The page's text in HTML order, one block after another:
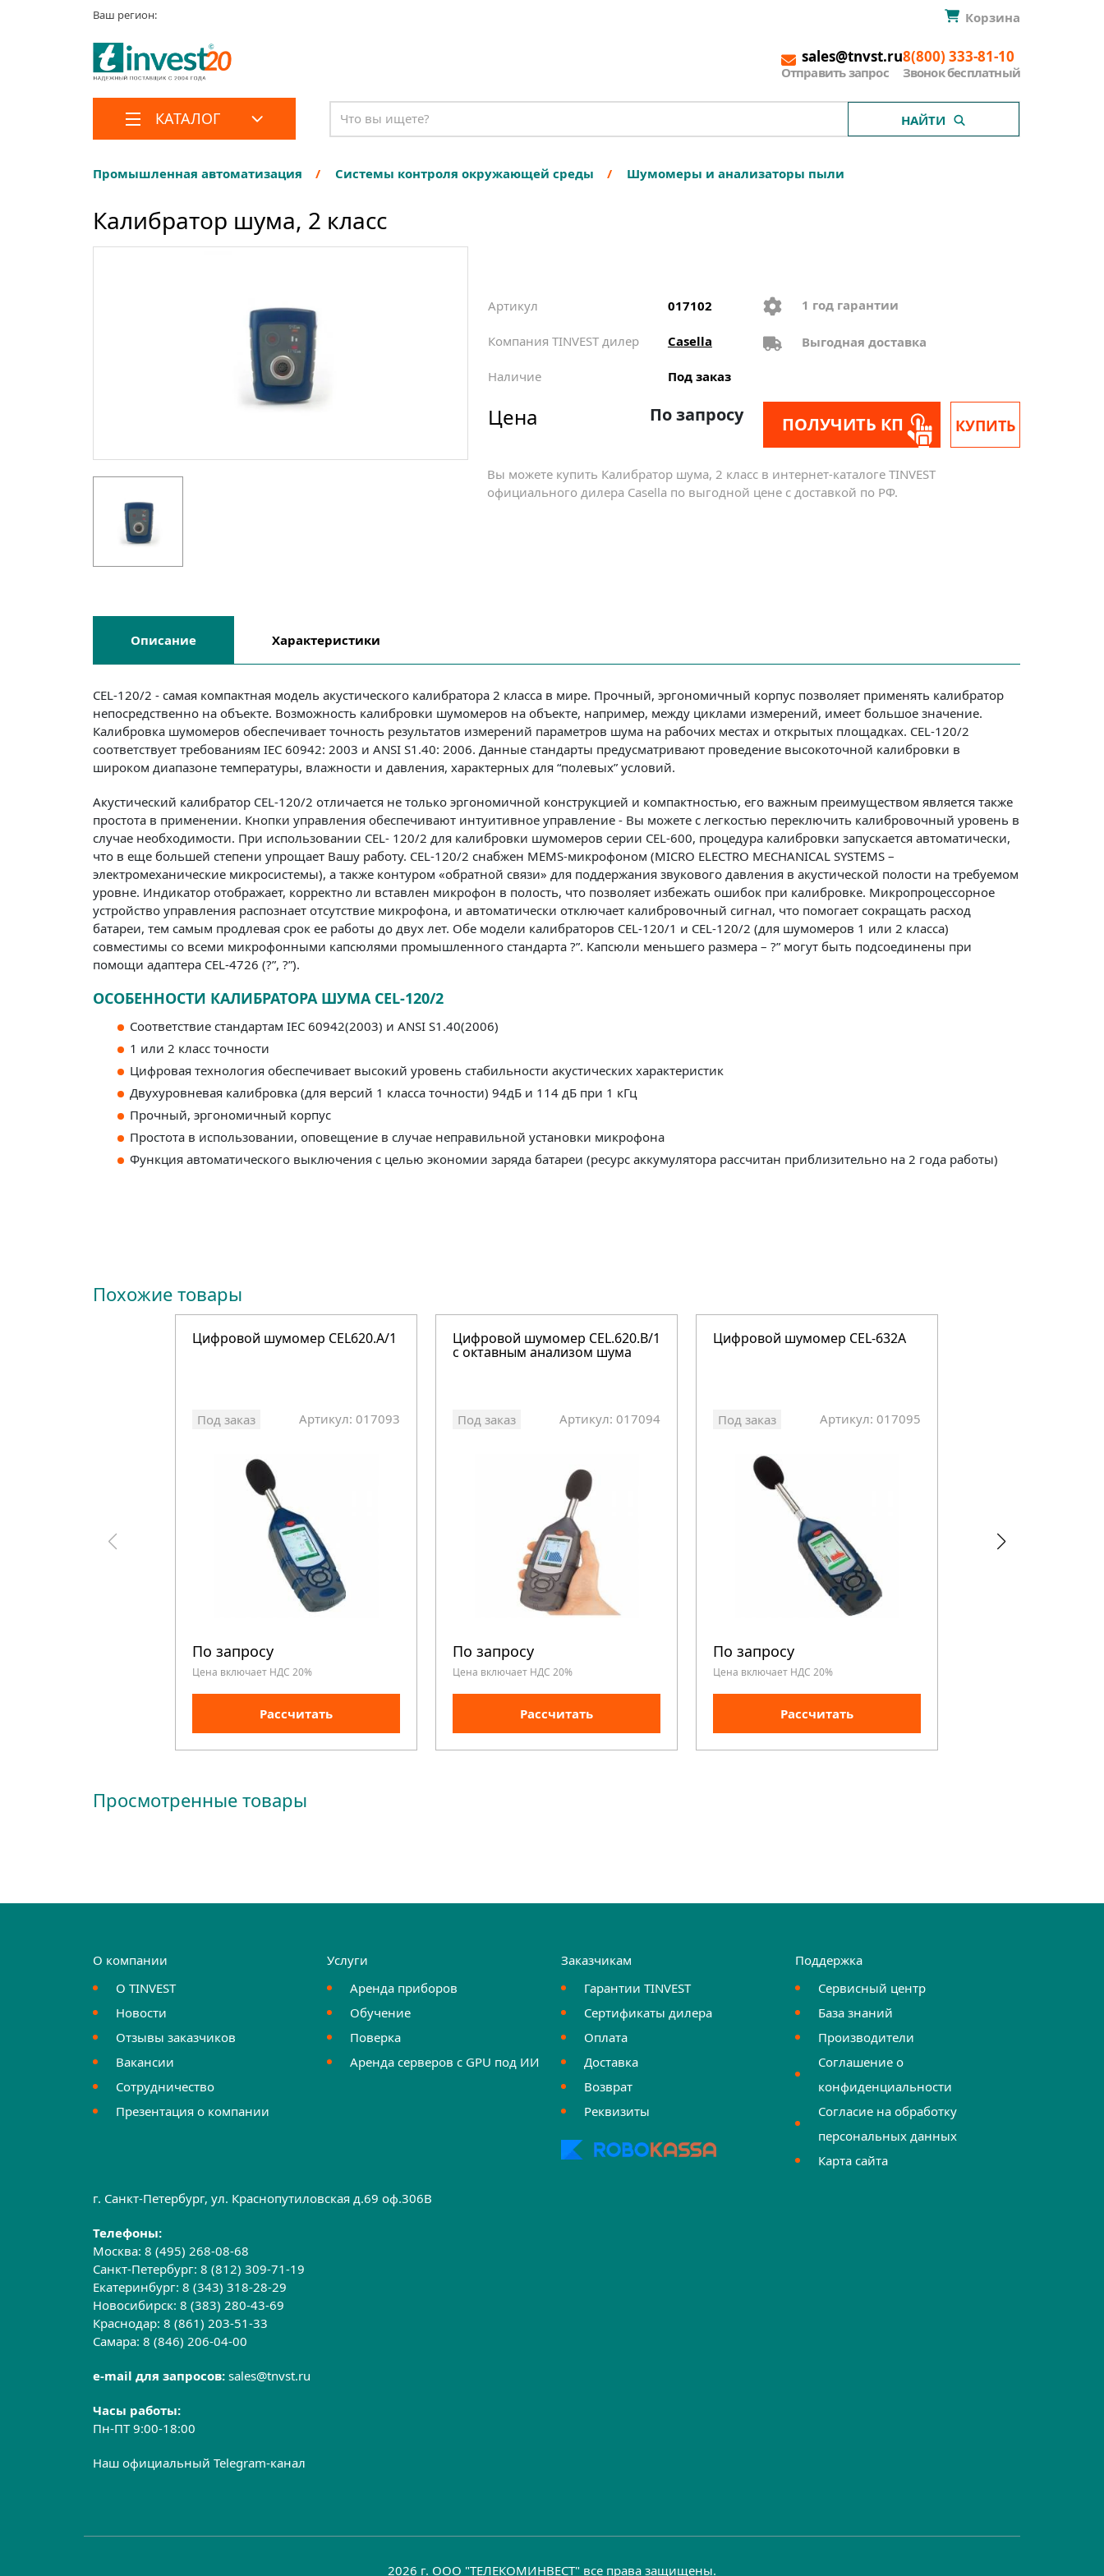
Ваш регион: Корзина
sales@tnvst.ru
Отправить запрос
8(800) 333-81-10
Звонок бесплатный
КАТАЛОГ НАЙТИ
Промышленная автоматизация Системы контроля окружающей среды Шумомеры и анализаторы пыли
Калибратор шума, 2 класс
Артикул 017102
Компания TINVEST дилер Casella
Наличие Под заказ
1 год гарантии
Выгодная доставка
Цена По запросу ПОЛУЧИТЬ КП КУПИТЬ
Вы можете купить Калибратор шума, 2 класс в интернет-каталоге TINVEST
официального дилера Casella по выгодной цене с доставкой по РФ.
Описание Характеристики
CEL-120/2 - самая компактная модель акустического калибратора 2 класса в мире. Прочный, эргономичный корпус позволяет применять калибратор
непосредственно на объекте. Возможность калибровки шумомеров на объекте, например, между циклами измерений, имеет большое значение.
Калибровка шумомеров обеспечивает точность результатов измерений параметров шума на рабочих местах и открытых площадках. CEL-120/2
соответствует требованиям IEC 60942: 2003 и ANSI S1.40: 2006. Данные стандарты предусматривают проведение высокоточной калибровки в
широком диапазоне температуры, влажности и давления, характерных для “полевых” условий.
Акустический калибратор CEL-120/2 отличается не только эргономичной конструкцией и компактностью, его важным преимуществом является также
простота в применении. Кнопки управления обеспечивают интуитивное управление - Вы можете с легкостью переключить калибровочный уровень в
случае необходимости. При использовании CEL- 120/2 для калибровки шумомеров серии CEL-600, процедура калибровки запускается автоматически,
что в еще большей степени упрощает Вашу работу. CEL-120/2 снабжен MEMS-микрофоном (MICRO ELECTRO MECHANICAL SYSTEMS –
электромеханические микросистемы), а также контуром «обратной связи» для поддержания звукового давления в акустической полости на требуемом
уровне. Индикатор отображает, корректно ли вставлен микрофон в полость, что позволяет избежать ошибок при калибровке. Микропроцессорное
устройство управления распознает отсутствие микрофона, и автоматически отключает калибровочный сигнал, что помогает сокращать расход
батареи, тем самым продлевая срок ее работы до двух лет. Обе модели калибраторов CEL-120/1 и CEL-120/2 (для шумомеров 1 или 2 класса)
совместимы со всеми микрофонными капсюлями промышленного стандарта ?”. Капсюли меньшего размера – ?” могут быть подсоединены при
помощи адаптера CEL-4726 (?”, ?”).
ОСОБЕННОСТИ КАЛИБРАТОРА ШУМА CEL-120/2
Соответствие стандартам IEC 60942(2003) и ANSI S1.40(2006)
1 или 2 класс точности
Цифровая технология обеспечивает высокий уровень стабильности акустических характеристик
Двухуровневая калибровка (для версий 1 класса точности) 94дБ и 114 дБ при 1 кГц
Прочный, эргономичный корпус
Простота в использовании, оповещение в случае неправильной установки микрофона
Функция автоматического выключения с целью экономии заряда батареи (ресурс аккумулятора рассчитан приблизительно на 2 года работы)
Похожие товары
Цифровой шумомер CEL620.A/1
Под заказ Артикул: 017093
По запросу
Цена включает НДС 20%
Рассчитать
Цифровой шумомер CEL.620.В/1
c октавным анализом шума
Под заказ Артикул: 017094
По запросу
Цена включает НДС 20%
Рассчитать
Цифровой шумомер CEL-632A
Под заказ Артикул: 017095
По запросу
Цена включает НДС 20%
Рассчитать
Просмотренные товары
О компании
О TINVEST
Новости
Отзывы заказчиков
Вакансии
Сотрудничество
Презентация о компании
Услуги
Аренда приборов
Обучение
Поверка
Аренда серверов с GPU под ИИ
Заказчикам
Гарантии TINVEST
Сертификаты дилера
Оплата
Доставка
Возврат
Реквизиты
Поддержка
Сервисный центр
База знаний
Производители
Соглашение о
конфиденциальности
Согласие на обработку
персональных данных
Карта сайта
г. Санкт-Петербург, ул. Краснопутиловская д.69 оф.306B
Телефоны:
Москва:8 (495) 268-08-68
Санкт-Петербург:8 (812) 309-71-19
Екатеринбург:8 (343) 318-28-29
Новосибирск:8 (383) 280-43-69
Краснодар:8 (861) 203-51-33
Самара:8 (846) 206-04-00
e-mail для запросов:sales@tnvst.ru
Часы работы:
Пн-ПТ 9:00-18:00
Наш официальный Telegram-канал
2026 г. ООО "ТЕЛЕКОМИНВЕСТ" все права защищены.